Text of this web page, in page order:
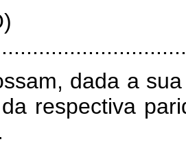
dada a
respectiva